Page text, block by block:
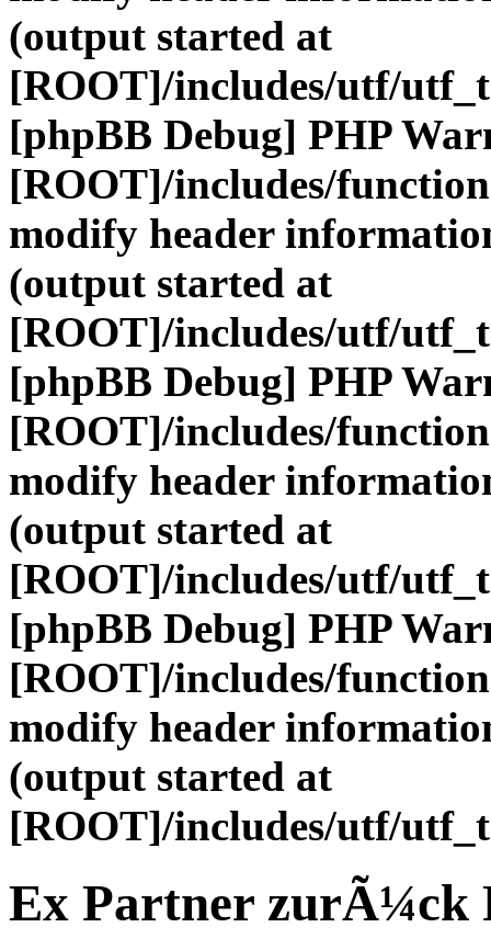
(output started at
[ROOT]/includes/utf/
[phpBB Debug] PHP
[ROOT]/includes/
modify header
(output started at
[ROOT]/includes/utf/
[phpBB Debug] PHP
[ROOT]/includes/
modify header
(output started at
[ROOT]/includes/utf/
[phpBB Debug] PHP
[ROOT]/includes/
modify header
(output started at
[ROOT]/includes/utf/
Ex Partner zurÃ¼ck